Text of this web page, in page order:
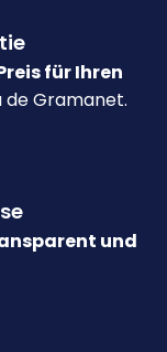
für Ihren
de Gramanet.
und